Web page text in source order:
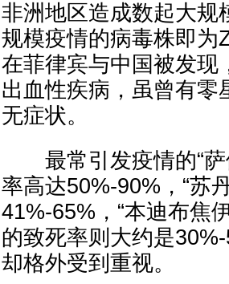
非洲地区造成数起大规
规模疫情的病毒株即为
在菲律宾与中国被发现
出血性疾病，虽曾有零
无症状。
最常引发疫情的“萨
率高达50%-90%，“苏
41%-65%，“本迪布焦
的致死率则大约是
却格外受到重视。